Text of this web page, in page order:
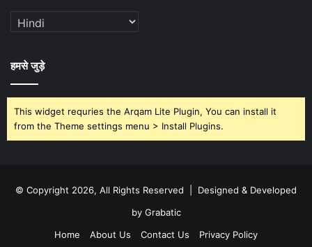
हमसे जुड़े
This widget requries the Arqam Lite Plugin, You can install it
from the Theme settings menu > Install Plugins.
© Copyright 2026, All Rights Reserved | Designed & Developed
by Grabatic
Home
About Us Contact Us Privacy Policy